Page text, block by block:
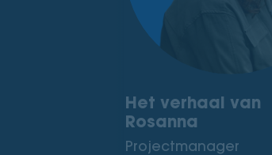
Het verhaal van
Rosanna
Projectmanager